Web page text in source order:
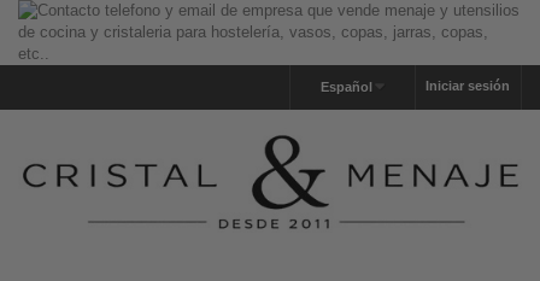
Iniciar sesión
Español